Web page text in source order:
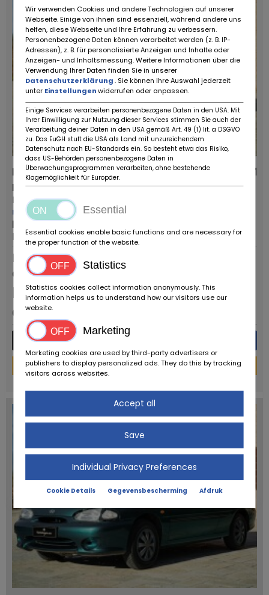
Rover 100 CABRIOLET 42.767 KM
Providers:
Ruote da Sogno
meer van deze dealer
Postcode / plaats:
Reggio Emilia
Voertuigtyp:
Permanente
advertentie
Prijs op
aanvraag
Meer details
Financieringscalculator
Wir verwenden Cookies und andere Technologien auf unserer
Webseite. Einige von ihnen sind essenziell, während andere uns
helfen, diese Webseite und Ihre Erfahrung zu verbessern.
Personenbezogene Daten können verarbeitet werden (z. B. IP-
Adressen), z. B. für personalisierte Anzeigen und Inhalte oder
Anzeigen- und Inhaltsmessung. Weitere Informationen über die
Verwendung Ihrer Daten finden Sie in unserer
Datenschutzerklärung. Sie können Ihre Auswahl jederzeit
unter Einstellungenwiderrufen oder anpassen.
Einige Services verarbeiten personenbezogene Daten in den USA. Mit
Ihrer Einwilligung zur Nutzung dieser Services stimmen Sie auch der
Verarbeitung deiner Daten in den USA gemäß Art. 49 (1) lit. a DSGVO
zu. Das EuGH stuft die USA als Land mit unzureichendem
Datenschutz nach EU-Standards ein. So besteht etwa das Risiko,
dass US-Behörden personenbezogene Daten in
Überwachungsprogrammen verarbeiten, ohne bestehende
Klagemöglichkeit für Europäer.
Essential
Essential cookies enable basic functions and are necessary for
the proper function of the website.
Statistics
Statistics cookies collect information anonymously. This
information helps us to understand how our visitors use our
website.
Marketing
Marketing cookies are used by third-party advertisers or
publishers to display personalized ads. They do this by tracking
visitors across websites.
Accept all
Save
Individual Privacy Preferences
Cookie Details Gegevensbescherming Afdruk